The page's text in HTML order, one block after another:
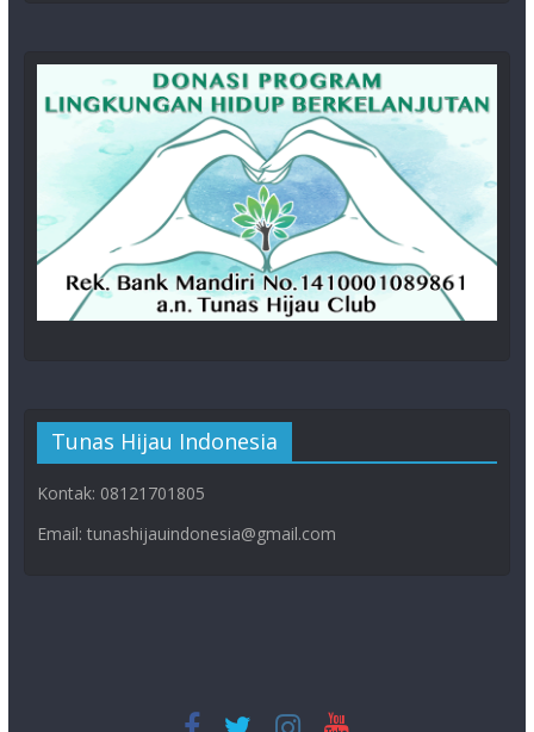
Tunas Hijau Indonesia
Kontak: 08121701805
Email: tunashijauindonesia@gmail.com